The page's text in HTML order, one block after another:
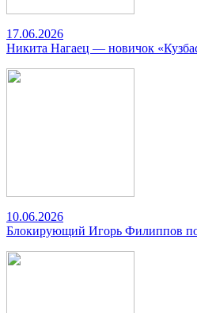
17.06.2026
Никита Нагаец — новичок
10.06.2026
Блокирующий Игорь Филиппов